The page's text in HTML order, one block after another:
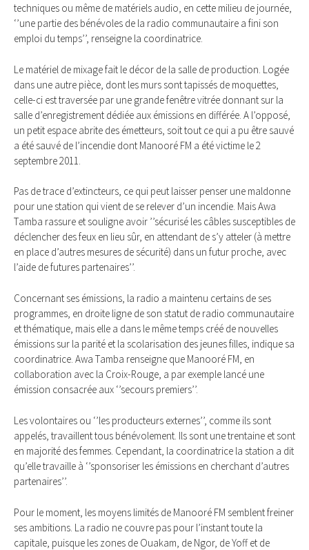
techniques ou même de matériels audio, en cette milieu de journée,
‘’une partie des bénévoles de la radio communautaire a fini son
emploi du temps’’, renseigne la coordinatrice.
Le matériel de mixage fait le décor de la salle de production. Logée
dans une autre pièce, dont les murs sont tapissés de moquettes,
celle-ci est traversée par une grande fenêtre vitrée donnant sur la
salle d’enregistrement dédiée aux émissions en différée. A l’opposé,
un petit espace abrite des émetteurs, soit tout ce qui a pu être sauvé
a été sauvé de l’incendie dont Manooré FM a été victime le 2
septembre 2011.
Pas de trace d’extincteurs, ce qui peut laisser penser une maldonne
pour une station qui vient de se relever d’un incendie. Mais Awa
Tamba rassure et souligne avoir ’’sécurisé les câbles susceptibles de
déclencher des feux en lieu sûr, en attendant de s’y atteler (à mettre
en place d’autres mesures de sécurité) dans un futur proche, avec
l’aide de futures partenaires’’.
Concernant ses émissions, la radio a maintenu certains de ses
programmes, en droite ligne de son statut de radio communautaire
et thématique, mais elle a dans le même temps créé de nouvelles
émissions sur la parité et la scolarisation des jeunes filles, indique sa
coordinatrice. Awa Tamba renseigne que Manooré FM, en
collaboration avec la Croix-Rouge, a par exemple lancé une
émission consacrée aux ‘’secours premiers’’.
Les volontaires ou ‘’les producteurs externes’’, comme ils sont
appelés, travaillent tous bénévolement. Ils sont une trentaine et sont
en majorité des femmes. Cependant, la coordinatrice la station a dit
qu’elle travaille à ‘’sponsoriser les émissions en cherchant d’autres
partenaires’’.
Pour le moment, les moyens limités de Manooré FM semblent freiner
ses ambitions. La radio ne couvre pas pour l’instant toute la
capitale, puisque les zones de Ouakam, de Ngor, de Yoff et de